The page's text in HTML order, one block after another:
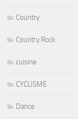
Country
Country Rock
cuisine
CYCLISME
Dance